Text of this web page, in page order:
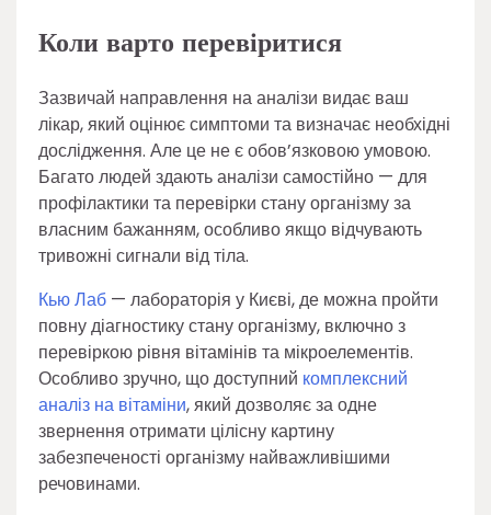
Коли варто перевіритися
Зазвичай направлення на аналізи видає ваш
лікар, який оцінює симптоми та визначає необхідні
дослідження. Але це не є обов’язковою умовою.
Багато людей здають аналізи самостійно — для
профілактики та перевірки стану організму за
власним бажанням, особливо якщо відчувають
тривожні сигнали від тіла.
Кью Лаб — лабораторія у Києві, де можна пройти
повну діагностику стану організму, включно з
перевіркою рівня вітамінів та мікроелементів.
Особливо зручно, що доступний комплексний
аналіз на вітаміни, який дозволяє за одне
звернення отримати цілісну картину
забезпеченості організму найважливішими
речовинами.